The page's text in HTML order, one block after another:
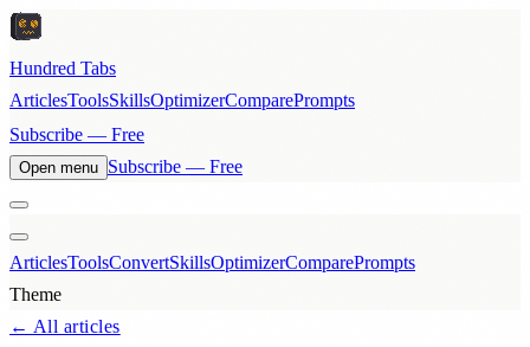
Hundred Tabs
ArticlesToolsSkillsOptimizerComparePrompts
Subscribe — Free
Open menu Subscribe — Free
ArticlesToolsConvertSkillsOptimizerComparePrompts
Theme
← All articles